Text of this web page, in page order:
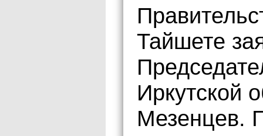
Тайшете
Иркутской
Мезенцев.